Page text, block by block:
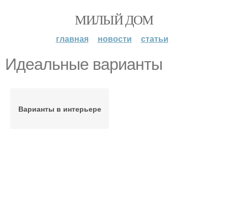
МИЛЫЙ ДОМ
главная новости статьи
Идеальные варианты
Варианты в интерьере